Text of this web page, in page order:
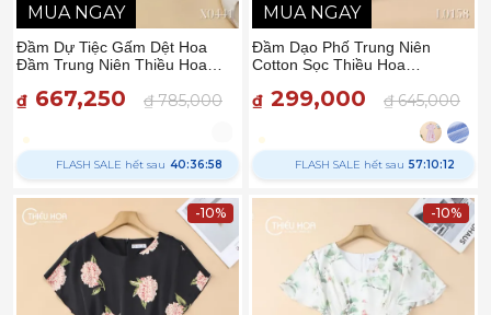
MUA NGAY
Đầm Dự Tiệc Gấm Dệt Hoa
Đầm Trung Niên Thiều Hoa
Quyến Rũ
₫ 667,250 ₫ 785,000
FLASH SALE hết sau 40:36:57
MUA NGAY
Đầm Dạo Phố Trung Niên
Cotton Sọc Thiều Hoa
Thanh Lịch
₫ 299,000 ₫ 645,000
FLASH SALE hết sau 57:10:11
-10% -10%